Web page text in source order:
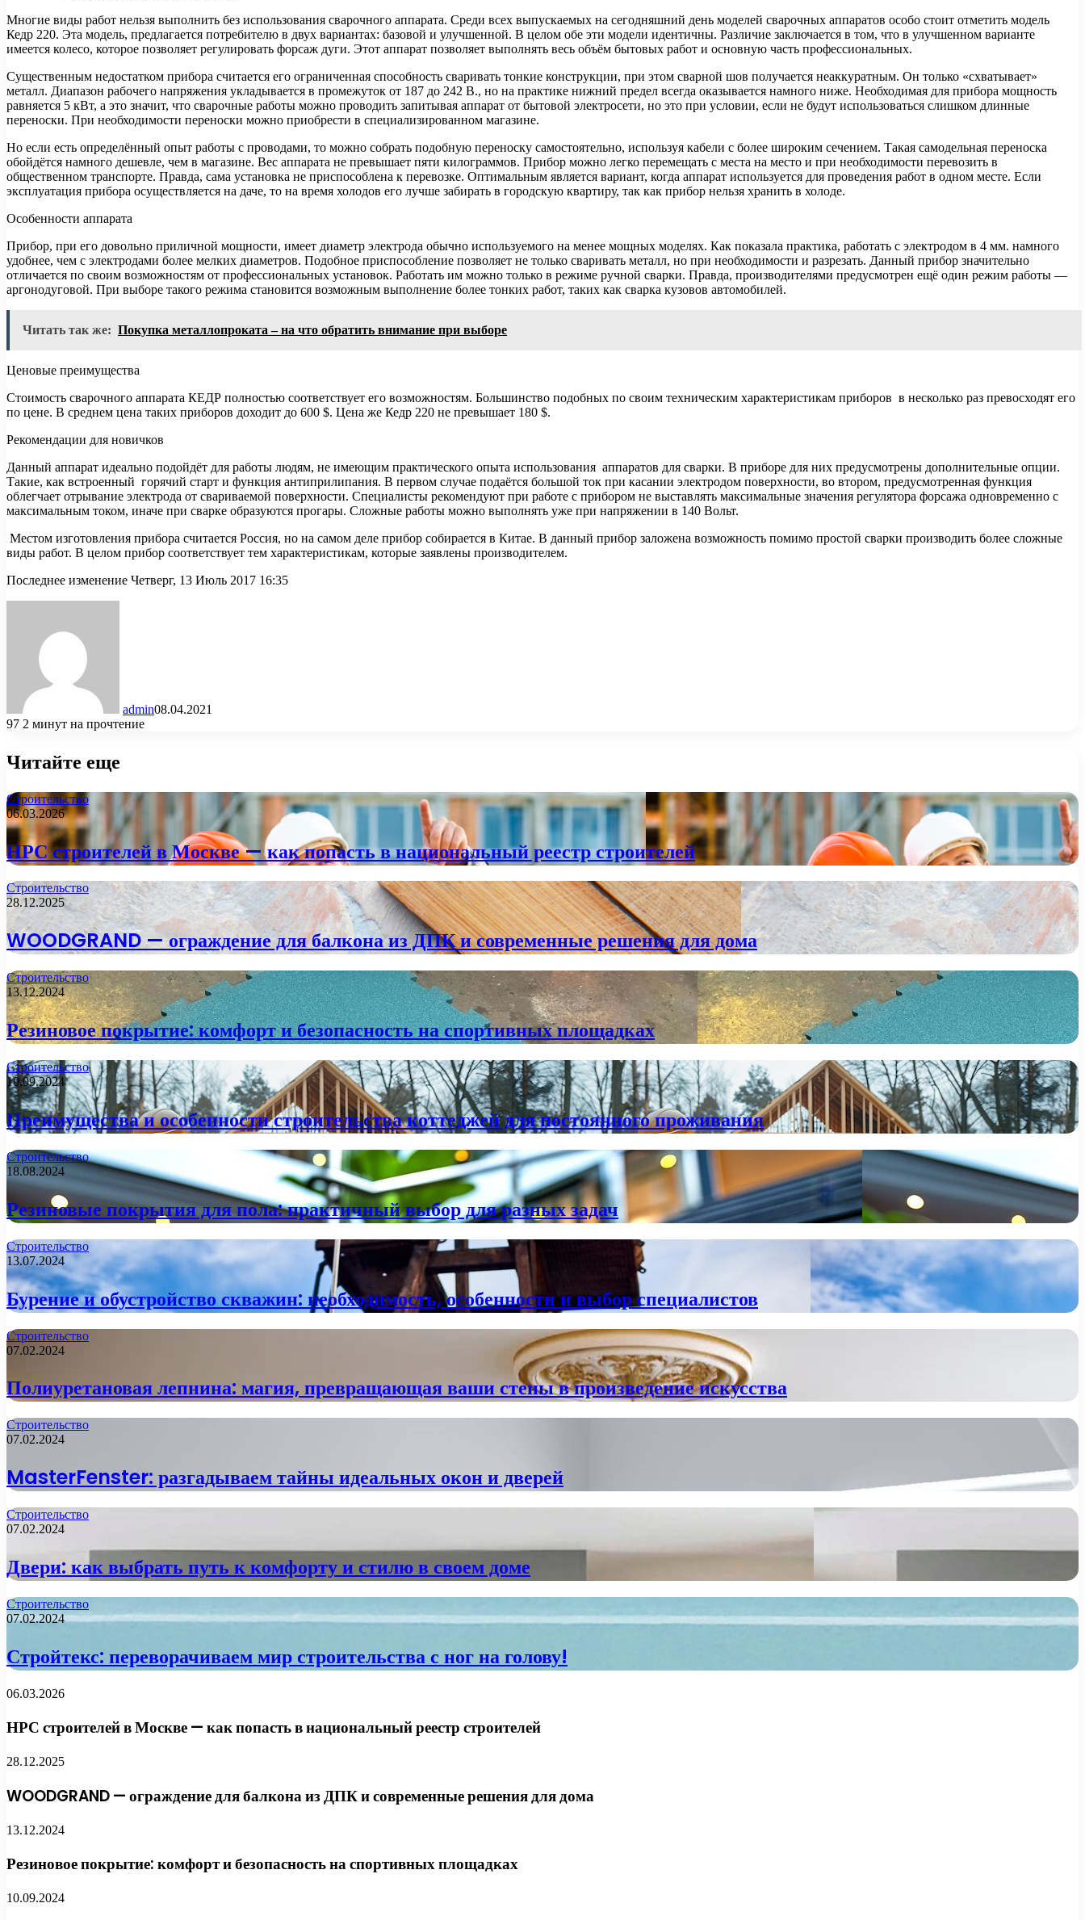
Многие виды работ нельзя выполнить без использования сварочного аппарата. Среди всех выпускаемых на сегодняшний день моделей сварочных аппаратов особо стоит отметить модель
Кедр 220. Эта модель, предлагается потребителю в двух вариантах: базовой и улучшенной. В целом обе эти модели идентичны. Различие заключается в том, что в улучшенном варианте
имеется колесо, которое позволяет регулировать форсаж дуги. Этот аппарат позволяет выполнять весь объём бытовых работ и основную часть профессиональных.
Существенным недостатком прибора считается его ограниченная способность сваривать тонкие конструкции, при этом сварной шов получается неаккуратным. Он только «схватывает»
металл. Диапазон рабочего напряжения укладывается в промежуток от 187 до 242 В., но на практике нижний предел всегда оказывается намного ниже. Необходимая для прибора мощность
равняется 5 кВт, а это значит, что сварочные работы можно проводить запитывая аппарат от бытовой электросети, но это при условии, если не будут использоваться слишком длинные
переноски. При необходимости переноски можно приобрести в специализированном магазине.
Но если есть определённый опыт работы с проводами, то можно собрать подобную переноску самостоятельно, используя кабели с более широким сечением. Такая самодельная переноска
обойдётся намного дешевле, чем в магазине. Вес аппарата не превышает пяти килограммов. Прибор можно легко перемещать с места на место и при необходимости перевозить в
общественном транспорте. Правда, сама установка не приспособлена к перевозке. Оптимальным является вариант, когда аппарат используется для проведения работ в одном месте. Если
эксплуатация прибора осуществляется на даче, то на время холодов его лучше забирать в городскую квартиру, так как прибор нельзя хранить в холоде.
Особенности аппарата
Прибор, при его довольно приличной мощности, имеет диаметр электрода обычно используемого на менее мощных моделях. Как показала практика, работать с электродом в 4 мм. намного
удобнее, чем с электродами более мелких диаметров. Подобное приспособление позволяет не только сваривать металл, но при необходимости и разрезать. Данный прибор значительно
отличается по своим возможностям от профессиональных установок. Работать им можно только в режиме ручной сварки. Правда, производителями предусмотрен ещё один режим работы —
аргонодуговой. При выборе такого режима становится возможным выполнение более тонких работ, таких как сварка кузовов автомобилей.
Читать так же: Покупка металлопроката – на что обратить внимание при выборе
Ценовые преимущества
Стоимость сварочного аппарата КЕДР полностью соответствует его возможностям. Большинство подобных по своим техническим характеристикам приборов в несколько раз превосходят его
по цене. В среднем цена таких приборов доходит до 600 $. Цена же Кедр 220 не превышает 180 $.
Рекомендации для новичков
Данный аппарат идеально подойдёт для работы людям, не имеющим практического опыта использования аппаратов для сварки. В приборе для них предусмотрены дополнительные опции.
Такие, как встроенный горячий старт и функция антиприлипания. В первом случае подаётся большой ток при касании электродом поверхности, во втором, предусмотренная функция
облегчает отрывание электрода от свариваемой поверхности. Специалисты рекомендуют при работе с прибором не выставлять максимальные значения регулятора форсажа одновременно с
максимальным током, иначе при сварке образуются прогары. Сложные работы можно выполнять уже при напряжении в 140 Вольт.
Местом изготовления прибора считается Россия, но на самом деле прибор собирается в Китае. В данный прибор заложена возможность помимо простой сварки производить более сложные
виды работ. В целом прибор соответствует тем характеристикам, которые заявлены производителем.
Последнее изменение Четверг, 13 Июль 2017 16:35
admin08.04.2021
97 2 минут на прочтение
Читайте еще
Строительство
06.03.2026
НРС строителей в Москве — как попасть в национальный реестр строителей
Строительство
28.12.2025
WOODGRAND — ограждение для балкона из ДПК и современные решения для дома
Строительство
13.12.2024
Резиновое покрытие: комфорт и безопасность на спортивных площадках
Строительство
10.09.2024
Преимущества и особенности строительства коттеджей для постоянного проживания
Строительство
18.08.2024
Резиновые покрытия для пола: практичный выбор для разных задач
Строительство
13.07.2024
Бурение и обустройство скважин: необходимость, особенности и выбор специалистов
Строительство
07.02.2024
Полиуретановая лепнина: магия, превращающая ваши стены в произведение искусства
Строительство
07.02.2024
MasterFenster: разгадываем тайны идеальных окон и дверей
Строительство
07.02.2024
Двери: как выбрать путь к комфорту и стилю в своем доме
Строительство
07.02.2024
Стройтекс: переворачиваем мир строительства с ног на голову!
06.03.2026
НРС строителей в Москве — как попасть в национальный реестр строителей
28.12.2025
WOODGRAND — ограждение для балкона из ДПК и современные решения для дома
13.12.2024
Резиновое покрытие: комфорт и безопасность на спортивных площадках
10.09.2024